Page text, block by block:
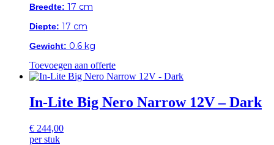
Breedte: 17 cm
Diepte: 17 cm
Gewicht: 0.6 kg
Toevoegen aan offerte
In-Lite Big Nero Narrow 12V – Dark
€ 244,00
per stuk